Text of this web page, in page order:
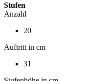
Stufen
Anzahl
20
Auftritt in cm
31